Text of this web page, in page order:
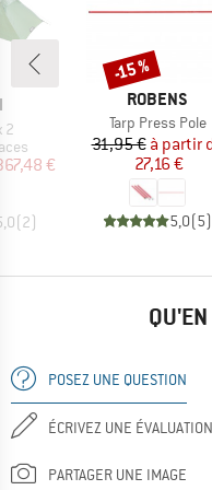
2
réduit
€
(2)
MARQUE
ROBENS
Article
Tarp Press Pole
Prix
31,95 € Prix
à partir
27,16 €
5,0(5)
Remise
-15 %
POSEZ UNE QUESTION
ÉCRIVEZ UNE ÉVALUATION
PARTAGER UNE IMAGE